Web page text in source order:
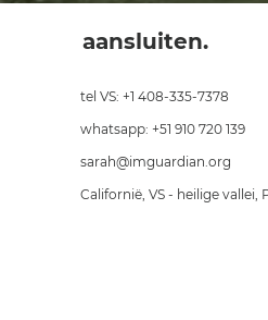
aansluiten.
tel VS: +1 408-335-7378
whatsapp: +51 910 720 139
sarah@imguardian.org
Californië, VS - heilige vallei,